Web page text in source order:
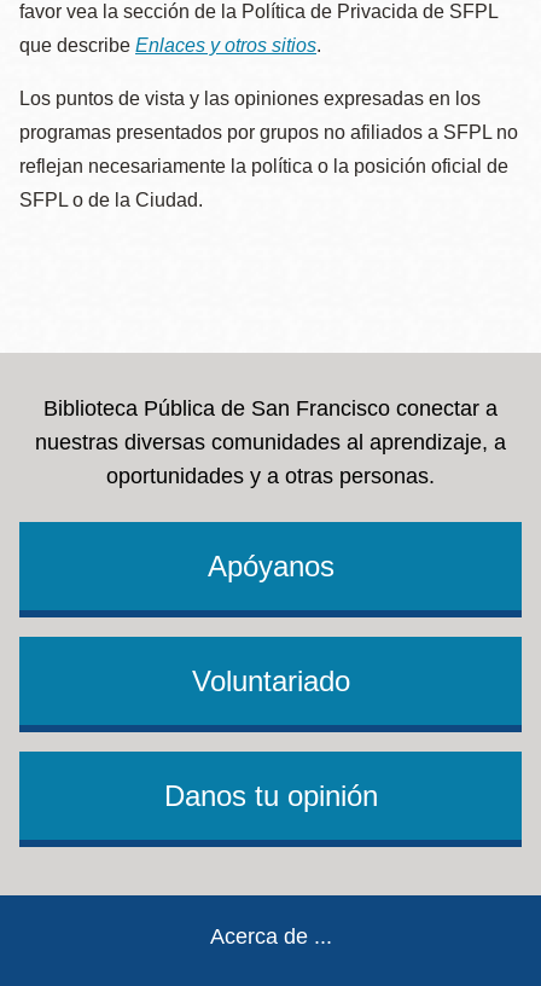
favor vea la sección de la Política de Privacida de SFPL
que describe Enlaces y otros sitios.
Los puntos de vista y las opiniones expresadas en los
programas presentados por grupos no afiliados a SFPL no
reflejan necesariamente la política o la posición oficial de
SFPL o de la Ciudad.
Biblioteca Pública de San Francisco conectar a
nuestras diversas comunidades al aprendizaje, a
oportunidades y a otras personas.
Apóyanos
Voluntariado
Danos tu opinión
Acerca de ...